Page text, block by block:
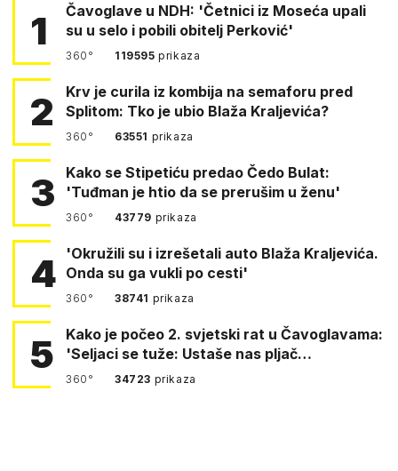
1
Čavoglave u NDH: 'Četnici iz Moseća upali
su u selo i pobili obitelj Perković'
360° 119595prikaza
2
Krv je curila iz kombija na semaforu pred
Splitom: Tko je ubio Blaža Kraljevića?
360° 63551 prikaza
3
Kako se Stipetiću predao Čedo Bulat:
'Tuđman je htio da se prerušim u ženu'
360° 43779 prikaza
4
'Okružili su i izrešetali auto Blaža Kraljevića.
Onda su ga vukli po cesti'
360° 38741 prikaza
5
Kako je počeo 2. svjetski rat u Čavoglavama:
'Seljaci se tuže: Ustaše nas pljač…
360° 34723 prikaza